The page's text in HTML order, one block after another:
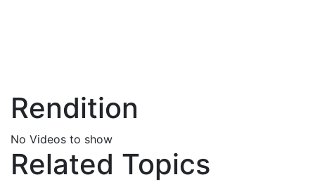
Rendition
No Videos to show
Related Topics